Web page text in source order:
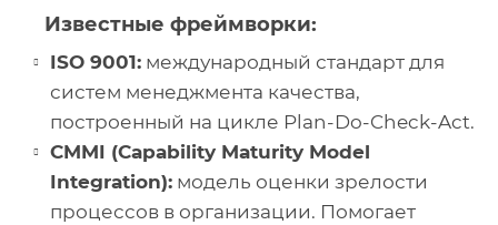
Известные фреймворки:
ISO 9001: международный стандарт для
систем менеджмента качества,
построенный на цикле Plan-Do-Check-Act.
CMMI (Capability Maturity Model
Integration): модель оценки зрелости
процессов в организации. Помогает